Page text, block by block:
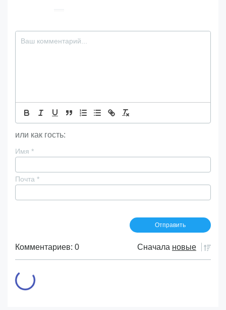
или как гость:
Имя *
Почта *
Комментариев: 0 Сначала новые